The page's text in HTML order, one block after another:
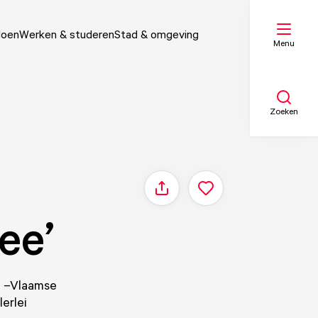
Werken & studerenStad & omgeving
Menu
Zoeken
Delen